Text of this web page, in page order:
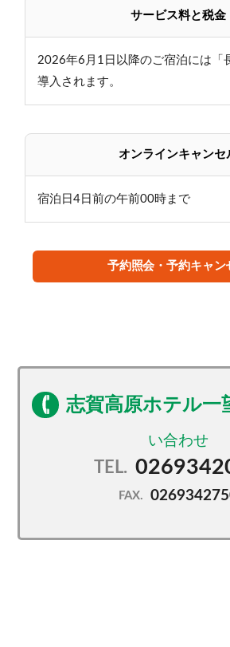
■ミルキーグリーンの温泉
湯の花が舞う源泉かけ流し温泉です
時間：24時間
※露天風呂は、11月中旬～翌4月中旬
栄養たっぷりの朝ごはんをしっかり
出かけください。
さらに・・チェックアウト後のご入
です。
スキー後の身体を温泉で癒してお帰
※お日にちにより午後ご入浴できな
サービス料と税金
2026年6月1日以降のご宿泊には「
導入されます。
オンラインキャンセ
宿泊日4日前の午前00時まで
予約照会・予約キャン
志賀高原ホテル一
TEL.
FAX.